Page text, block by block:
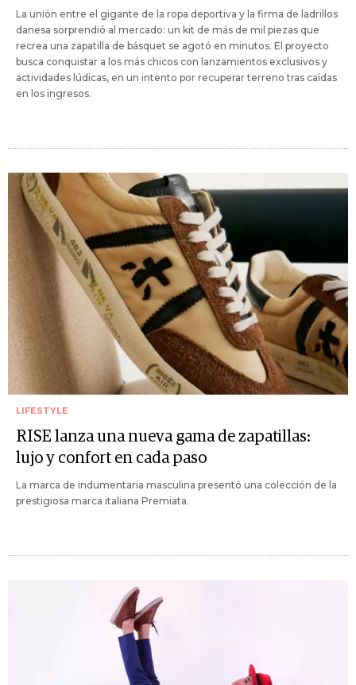
La unión entre el gigante de la ropa deportiva y la firma de ladrillos
danesa sorprendió al mercado: un kit de más de mil piezas que
recrea una zapatilla de básquet se agotó en minutos. El proyecto
busca conquistar a los más chicos con lanzamientos exclusivos y
actividades lúdicas, en un intento por recuperar terreno tras caídas
en los ingresos.
LIFESTYLE
RISE lanza una nueva gama de zapatillas:
lujo y confort en cada paso
La marca de indumentaria masculina presentó una colección de la
prestigiosa marca italiana Premiata.